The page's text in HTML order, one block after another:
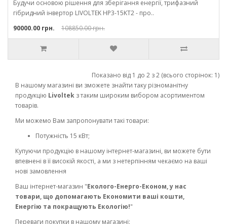
Будучи основою рішення для зберігання енергії, трифазний
гібридний інвертор LIVOLTEK HP3-15KT2 - про..
90000.00 грн. 108850.00 грн.
Показано від 1 до 2 з 2 (всього сторінок: 1)
В нашому магазині ви зможете знайти таку різноманітну
продукцію Livoltek з таким широким вибором асортиментом
товарів.
Ми можемо Вам запропонувати такі товари:
Потужність 15 кВт;
Купуючи продукцію в нашому інтернет-магазині, ви можете бути
впевнені в її високій якості, а ми з нетерпінням чекаємо на ваші
нові замовлення
Ваш інтернет-магазин "Еколого-Енерго-Економ, у нас
товари, що допомагають Економити ваші кошти,
Енергію та покращують Екологію!"
Переваги покупки в нашому магазині: